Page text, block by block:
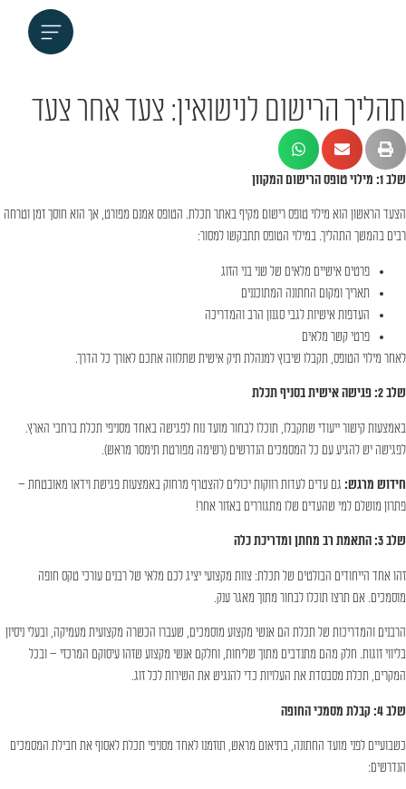
תהליך הרישום לנישואין: צעד אחר צעד
שלב 1: מילוי טופס הרישום המקוון
הצעד הראשון הוא מילוי טופס רישום מקיף באתר תכלת. הטופס אמנם מפורט, אך הוא חוסך זמן וטרחה
רבים בהמשך התהליך. במילוי הטופס תתבקשו למסור:
פרטים אישיים מלאים של שני בני הזוג
תאריך ומקום החתונה המתוכננים
העדפות אישיות לגבי סגנון הרב והמדריכה
פרטי קשר מלאים
לאחר מילוי הטופס, תקבלו שיבוץ למנהלת תיק אישית שתלווה אתכם לאורך כל הדרך.
שלב 2: פגישה אישית בסניף תכלת
באמצעות קישור ייעודי שתקבלו, תוכלו לבחור מועד נוח לפגישה באחד מסניפי תכלת ברחבי הארץ.
לפגישה יש להגיע עם כל המסמכים הנדרשים (רשימה מפורטת תימסר מראש).
חידוש מרגש: גם עדים לעדות רווקות יכולים להצטרף מרחוק באמצעות פגישת וידאו מאובטחת –
פתרון מושלם למי שהעדים שלו מתגוררים באזור אחר!
שלב 3: התאמת רב מחתן ומדריכת כלה
זהו אחד הייחודים הבולטים של תכלת: צוות מקצועי יציג לכם מלאי של רבנים עורכי טקס חופה
מוסמכים. אם תרצו תוכלו לבחור מתוך מאגר ענק.
הרבנים והמדריכות של תכלת הם אנשי מקצוע מוסמכים, שעברו הכשרה מקצועית מעמיקה, ובעלי ניסיון
בליווי זוגות. חלק מהם מתנדבים מתוך שליחות, וחלקם אנשי מקצוע שזהו עיסוקם המרכזי – ובכל
המקרים, תכלת מסבסדת את העלויות כדי להנגיש את השירות לכל זוג.
שלב 4: קבלת מסמכי החופה
כשבועיים לפני מועד החתונה, בתיאום מראש, תוזמנו לאחד מסניפי תכלת לאסוף את חבילת המסמכים
הנדרשים: